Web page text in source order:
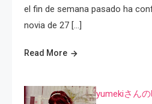
el fin de semana pasado ha
novia de 27 […]
Read More
yumekiさん